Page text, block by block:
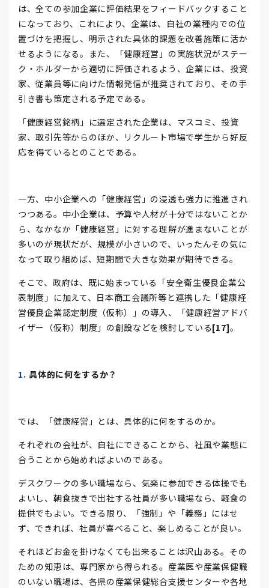
は、全ての参加企業に評価結果をフィードバックすること
になっており、これにより、企業は、自社の業種内での位
置づけを把握し、明示された具体的課題を改善施策に活か
せるようになる。また、「健康経営」の実施状況がステー
ク・ホルダーから適切に評価されるよう、企業には、投資
家、従業員等に向けた情報発信が推奨されており、その手
引き書も策定される予定である。
「健康経営銘柄」に選定された企業は、マスコミ、投資
家、取引先等からのほか、リクルート市場で学生から好反
応を得ているとのことである。
一方、中小企業への「健康経営」の浸透も強力に推進され
つつある。中小企業は、予算や人材が十分ではないことか
ら、なかなか「健康経営」に対する理解が進まないことが
多いのが現状だが、規模が小さいので、いったんその気に
なって取り組めば、短期間で大きな効果が期待できる。
そこで、政府は、既に始まっている「安全衛生優良企業公
表制度」に加えて、日本商工会議所等と連携した「健康経
営優良企業認定制度（仮称）」の導入、「健康経営アドバ
イザー（仮称）制度」の創設などを検討している[17]。
具体的に何をするか？
では、「健康経営」とは、具体的に何をするのか。
それぞれの会社が、自社にできることから、社風や業態に
合うことから始めればよいのである。
デスクワークの多い職場なら、気楽に参加できる体操でも
よいし、朝食抜きで出社する社員が多い職場なら、軽食の
提供でもよい。できる限り、「強制」や「義務」にはせ
ず、できれば、社員が喜べること、楽しめることが良い。
それほどお金を掛けなくても出来ることは沢山ある。その
ための知恵は、専門家から得られる。産業医や産業保健職
のいない職場は、各県の産業保健総合支援センターや各地